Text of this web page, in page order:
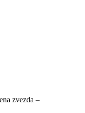
zvezda –